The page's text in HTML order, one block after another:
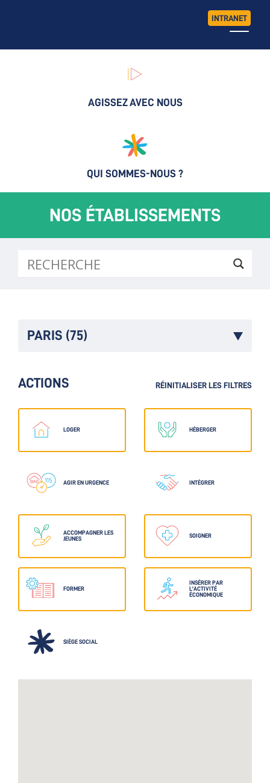
INTRANET
AGISSEZ AVEC NOUS
QUI SOMMES-NOUS ?
NOS ÉTABLISSEMENTS
PARIS (75)
ACTIONS RÉINITIALISER LES FILTRES
LOGER HÉBERGER
AGIR EN URGENCE INTÉGRER
ACCOMPAGNER LES
JEUNES
SOIGNER
FORMER
INSÉRER PAR
L'ACTIVITÉ
ÉCONOMIQUE
SIÈGE SOCIAL